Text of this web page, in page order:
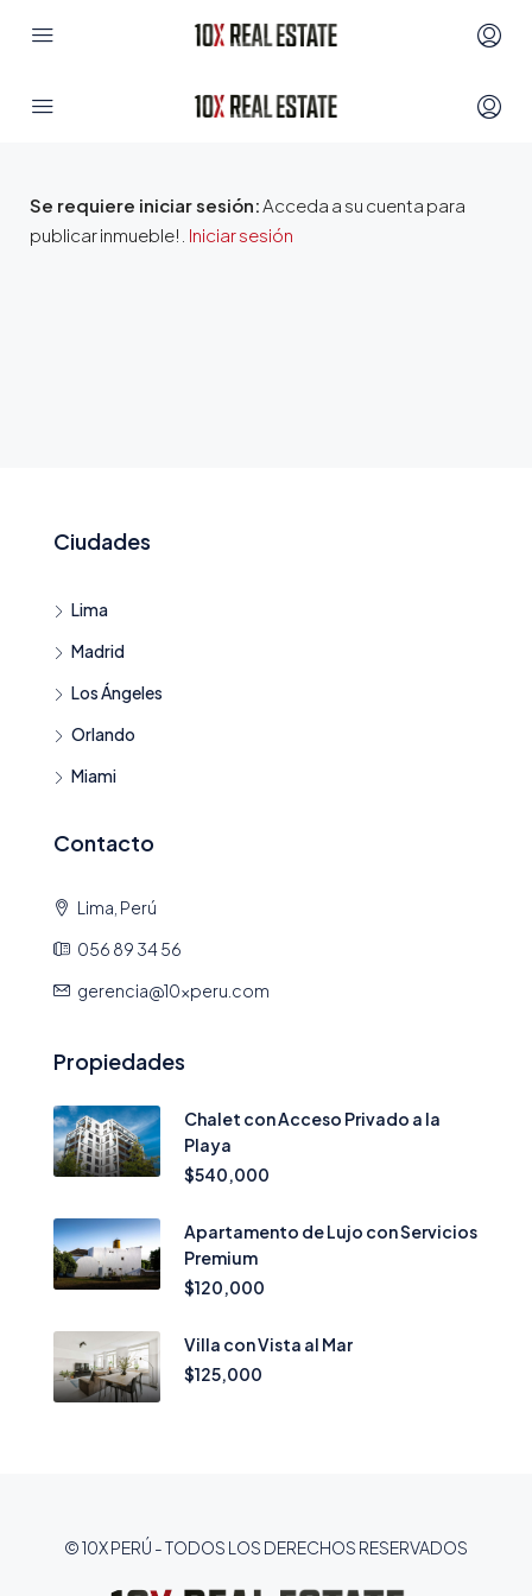
Se requiere iniciar sesión:Acceda a su cuenta para
publicar inmueble!. Iniciar sesión
Ciudades
Lima
Madrid
Los Ángeles
Orlando
Miami
Contacto
Lima, Perú
056 89 34 56
gerencia@10xperu.com
Propiedades
Chalet con Acceso Privado a la
Playa
$540,000
Apartamento de Lujo con Servicios
Premium
$120,000
Villa con Vista al Mar
$125,000
© 10X PERÚ - TODOS LOS DERECHOS RESERVADOS